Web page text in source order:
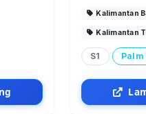
Kalimantan
Kalimantan
S1 Palm